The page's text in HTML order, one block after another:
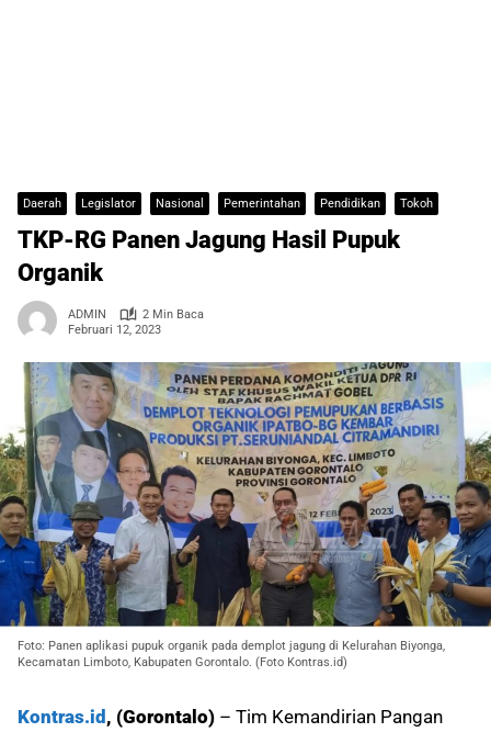
Daerah Legislator Nasional Pemerintahan Pendidikan Tokoh
TKP-RG Panen Jagung Hasil Pupuk
Organik
ADMIN
2 Min Baca
Februari 12, 2023
Foto: Panen aplikasi pupuk organik pada demplot jagung di Kelurahan Biyonga,
Kecamatan Limboto, Kabupaten Gorontalo. (Foto Kontras.id)
Kontras.id, (Gorontalo) – Tim Kemandirian Pangan